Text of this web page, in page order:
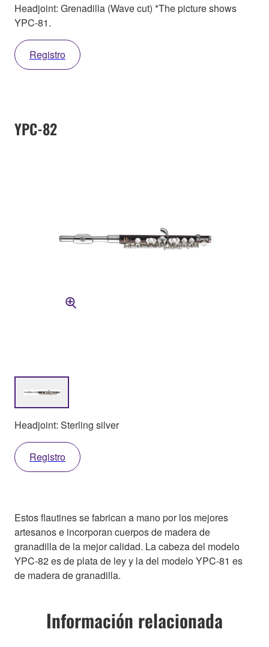
Headjoint: Grenadilla (Wave cut) *The picture shows
YPC-81.
Registro
YPC-82
Headjoint: Sterling silver
Registro
Estos flautines se fabrican a mano por los mejores
artesanos e incorporan cuerpos de madera de
granadilla de la mejor calidad. La cabeza del modelo
YPC-82 es de plata de ley y la del modelo YPC-81 es
de madera de granadilla.
Información relacionada